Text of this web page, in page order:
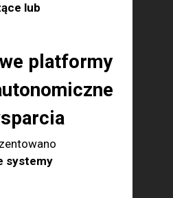
lub
platformy
systemy